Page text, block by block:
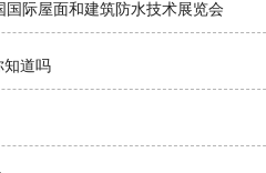
国际屋面和建筑防水技术展览会
知道吗